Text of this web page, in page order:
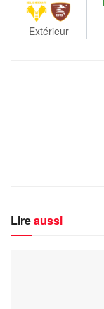
Extérieur
Lireaussi